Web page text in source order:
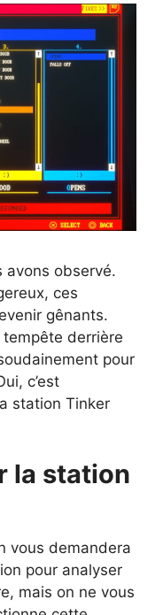
avons observé.
ces
gênants.
derrière
pour
c’est
station Tinker
la station
vous demandera
pour analyser
mais on ne vous